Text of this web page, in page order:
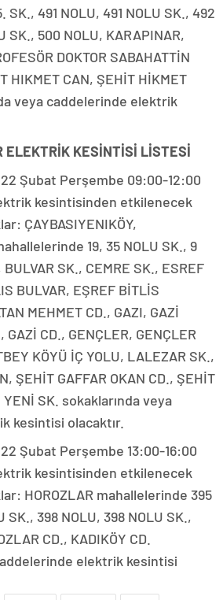
SK., 491 NOLU, 491 NOLU SK., 492
SK., 500 NOLU, KARAPINAR,
DOKTOR SABAHATTİN
HIKMET CAN, ŞEHİT HİKMET
veya caddelerinde elektrik
ELEKTRİK KESİNTİSİ LİSTESİ
Şubat Perşembe 09:00-12:00
kesintisinden etkilenecek
ÇAYBASIYENIKÖY,
19, 35 NOLU SK., 9
SK., CEMRE SK., ESREF
BULVAR, EŞREF BİTLİS
MEHMET CD., GAZI, GAZİ
CD., GENÇLER, GENÇLER
KÖYÜ İÇ YOLU, LALEZAR SK.,
ŞEHİT GAFFAR OKAN CD., ŞEHİT
SK. sokaklarında veya
kesintisi olacaktır.
Şubat Perşembe 13:00-16:00
kesintisinden etkilenecek
HOROZLAR mahallelerinde 395
SK., 398 NOLU, 398 NOLU SK.,
CD., KADIKÖY CD.
elektrik kesintisi